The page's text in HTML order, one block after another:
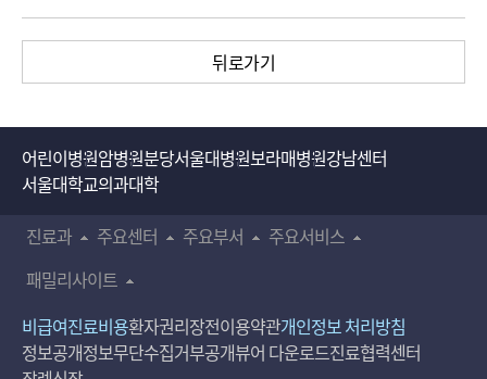
뒤로가기
어린이병원암병원분당서울대병원보라매병원강남센터
서울대학교의과대학
진료과
주요센터 주요부서
주요서비스
패밀리사이트
비급여진료비용환자권리장전이용약관개인정보 처리방침
정보공개정보무단수집거부공개뷰어 다운로드진료협력센터